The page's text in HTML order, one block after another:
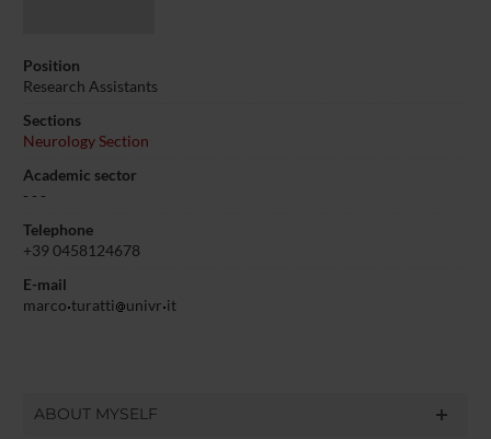
Position
Research Assistants
Sections
Neurology Section
Academic sector
- - -
Telephone
+39 0458124678
E-mail
marco turatti univr it
ABOUT MYSELF